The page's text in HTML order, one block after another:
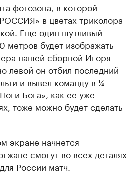
фотозона, в которой
в цветах триколора
Еще один шутливый
метров будет изображать
нашей сборной Игоря
левой он отбил последний
и вывел команду в ¼
Бога», как ее уже
тоже можно будет сделать
экране начнется
смогут во всех деталях
России матч.